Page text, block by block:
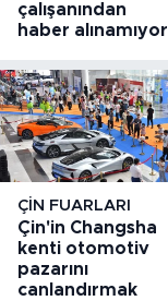
çalışanından
haber alınamıyor
ÇIN FUARLARI
Çin'in Changsha
kenti otomotiv
pazarını
canlandırmak